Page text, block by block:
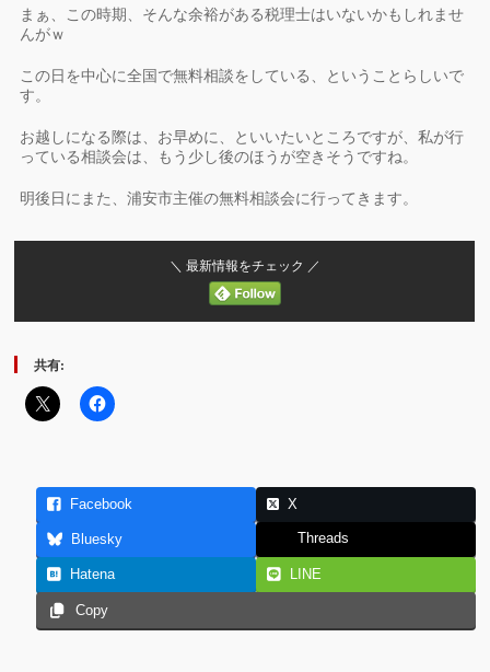
まぁ、この時期、そんな余裕がある税理士はいないかもしれませ
んがｗ
この日を中心に全国で無料相談をしている、ということらしいで
す。
お越しになる際は、お早めに、といいたいところですが、私が行
っている相談会は、もう少し後のほうが空きそうですね。
明後日にまた、浦安市主催の無料相談会に行ってきます。
＼ 最新情報をチェック ／
共有:
Facebook X
Bluesky Threads
Hatena LINE
Copy